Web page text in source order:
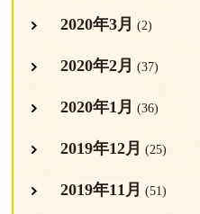
2020年3月 (2)
2020年2月 (37)
2020年1月 (36)
2019年12月 (25)
2019年11月 (51)